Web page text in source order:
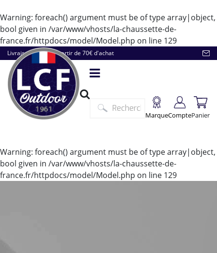
Warning: foreach() argument must be of type array|object,
bool given in /var/www/vhosts/la-chaussette-de-
france.fr/httpdocs/model/Model.php on line 129
Livraison offerte à partir de 70€ d'achat
MarqueComptePanier
Warning: foreach() argument must be of type array|object,
bool given in /var/www/vhosts/la-chaussette-de-
france.fr/httpdocs/model/Model.php on line 129